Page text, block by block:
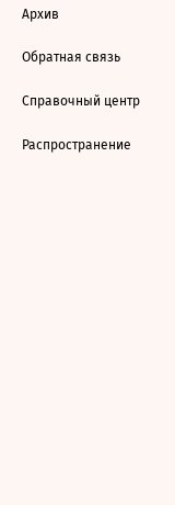
Архив
Обратная связь
Справочный центр
Распространение